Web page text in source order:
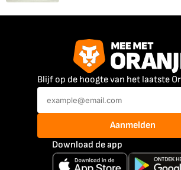
Blijf op de hoogte van het laatste
Aanmelden
Download de app